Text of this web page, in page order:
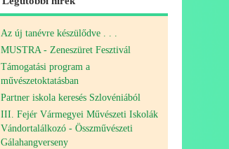
Az új tanévre készülődve . . .
MUSTRA - Zeneszüret Fesztivál
Támogatási program a
művészetoktatásban
Partner iskola keresés Szlovéniából
III. Fejér Vármegyei Művészeti Iskolák
Vándortalálkozó - Összművészeti
Gálahangverseny